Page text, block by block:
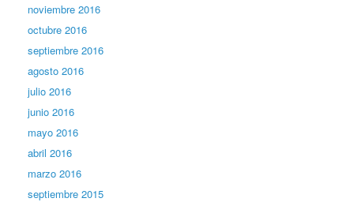
noviembre 2016
octubre 2016
septiembre 2016
agosto 2016
julio 2016
junio 2016
mayo 2016
abril 2016
marzo 2016
septiembre 2015